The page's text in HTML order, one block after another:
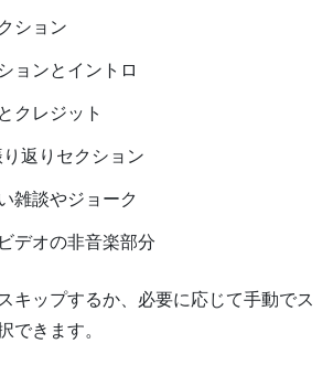
ション
ョンとイントロ
クレジット
返りセクション
雑談やジョーク
デオの非音楽部分
キップするか、必要に応じて手動でス
できます。